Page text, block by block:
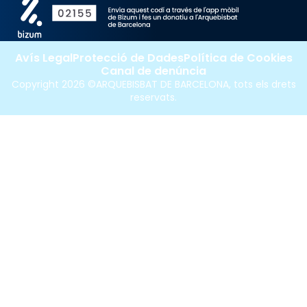
Copyright 2026 ©ARQUEBISBAT DE BARCELONA, tots els drets
reservats.
Avís LegalProtecció de DadesPolítica de Cookies
Canal de denúncia